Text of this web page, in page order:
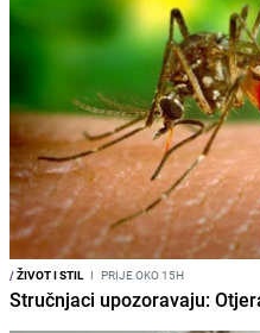
/ŽIVOT I STIL I PRIJE OKO 15H
Stručnjaci upozoravaju: